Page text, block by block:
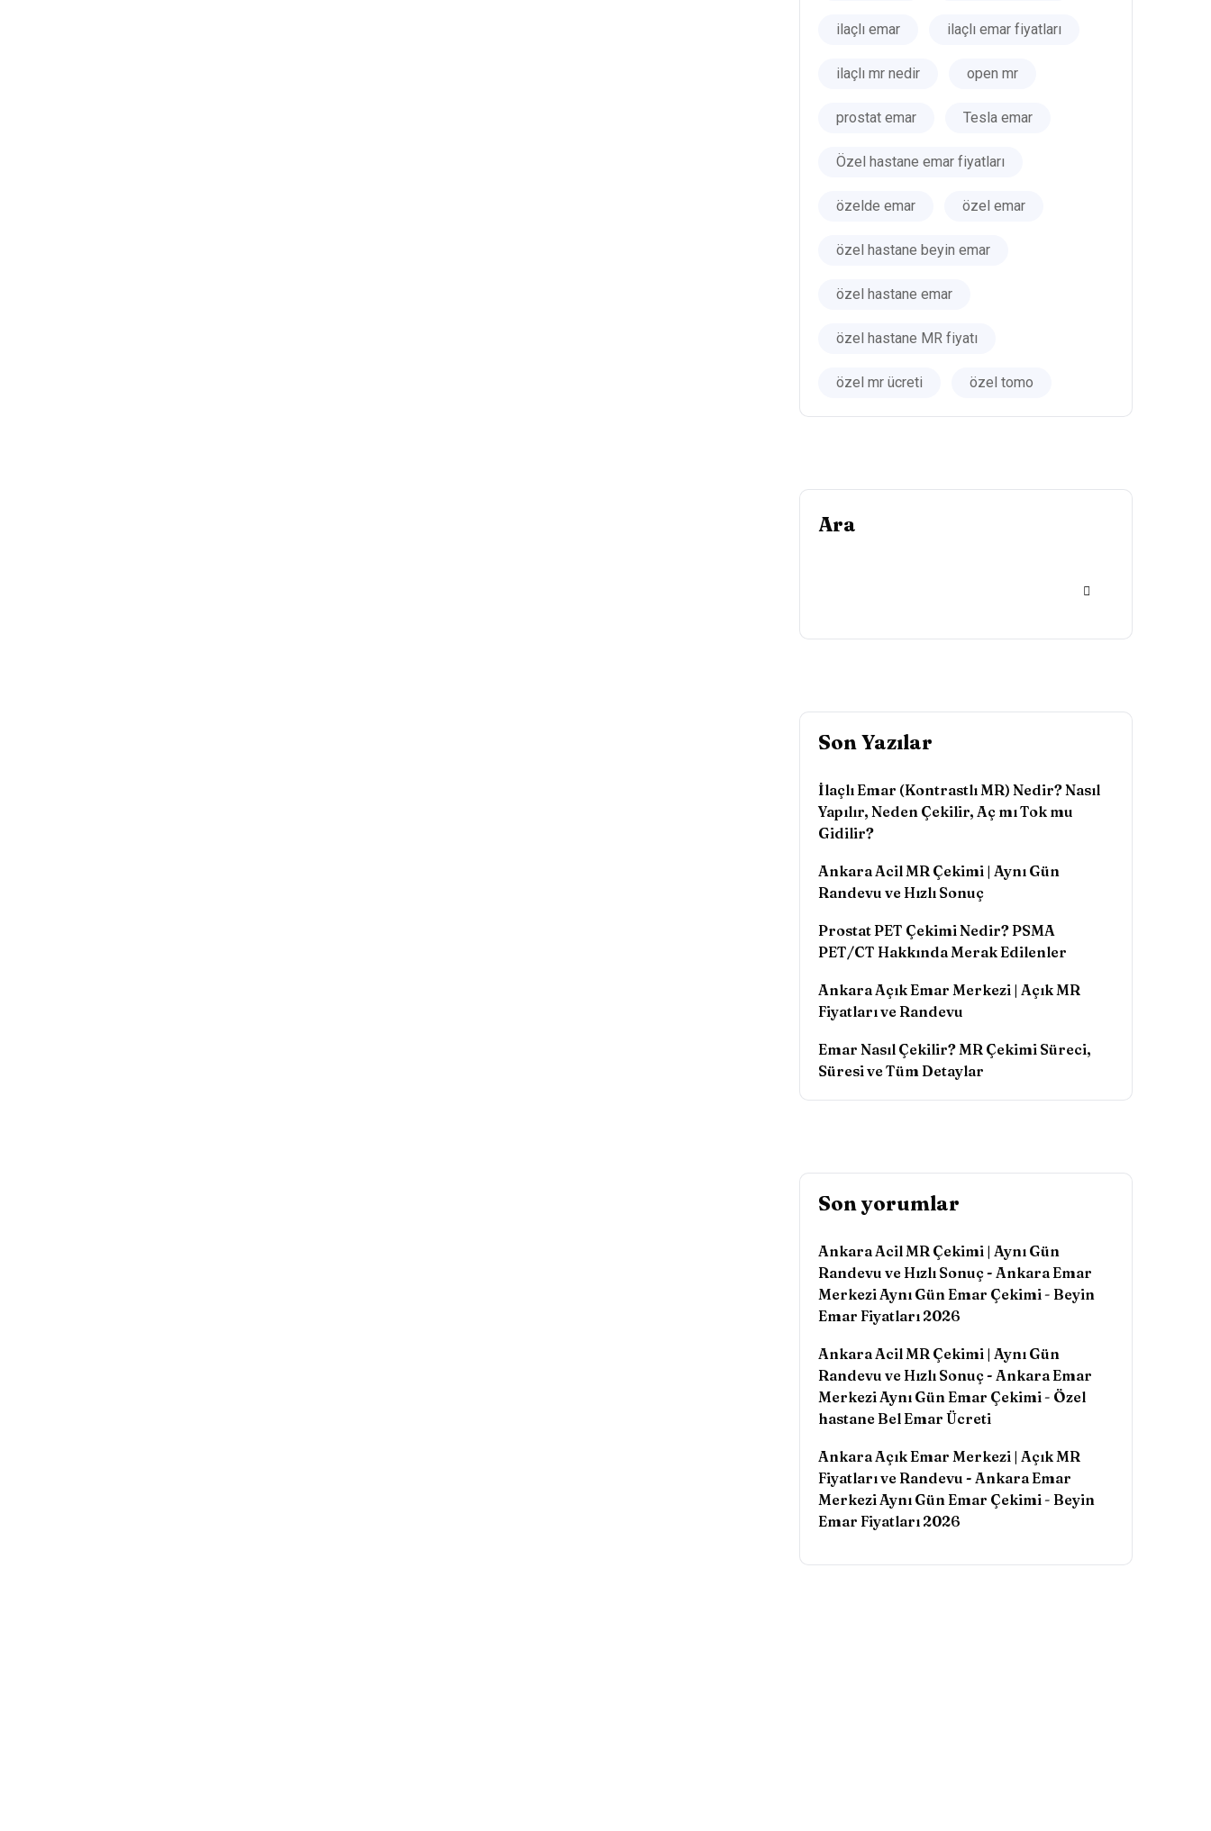
ilaçlı emar ilaçlı emar fiyatları
ilaçlı mr nedir open mr
prostat emar Tesla emar
Özel hastane emar fiyatları
özelde emar özel emar
özel hastane beyin emar
özel hastane emar
özel hastane MR fiyatı
özel mr ücreti özel tomo
Ara
Son Yazılar
İlaçlı Emar (Kontrastlı MR) Nedir? Nasıl
Yapılır, Neden Çekilir, Aç mı Tok mu
Gidilir?
Ankara Acil MR Çekimi | Aynı Gün
Randevu ve Hızlı Sonuç
Prostat PET Çekimi Nedir? PSMA
PET/CT Hakkında Merak Edilenler
Ankara Açık Emar Merkezi | Açık MR
Fiyatları ve Randevu
Emar Nasıl Çekilir? MR Çekimi Süreci,
Süresi ve Tüm Detaylar
Son yorumlar
Ankara Acil MR Çekimi | Aynı Gün
Randevu ve Hızlı Sonuç - Ankara Emar
Merkezi Aynı Gün Emar Çekimi- Beyin
Emar Fiyatları 2026
Ankara Acil MR Çekimi | Aynı Gün
Randevu ve Hızlı Sonuç - Ankara Emar
Merkezi Aynı Gün Emar Çekimi- Özel
hastane Bel Emar Ücreti
Ankara Açık Emar Merkezi | Açık MR
Fiyatları ve Randevu - Ankara Emar
Merkezi Aynı Gün Emar Çekimi- Beyin
Emar Fiyatları 2026